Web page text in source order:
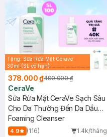
Tặng: Sữa Rửa Mặt Cerave
30ml (SL có hạn)
378.000 ₫490.000 ₫
CeraVe
Sữa Rửa Mặt CeraVe Sạch Sâu
Cho Da Thường Đến Da Dầu
473ml
Foaming Cleanser
4.9 (116)
1.4k/tháng